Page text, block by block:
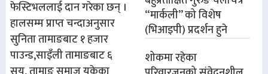
फेस्टिभललाई दान गरेका छन् ।
हालसम्म प्राप्त चन्दाअनुसार
सुनिता तामाङबाट १ हजार
पाउन्ड,साइँली तामाङबाट ६
“मार्कली” को विशेष
(भिआइपी) प्रदर्शन हुने
शोकमा रहेका